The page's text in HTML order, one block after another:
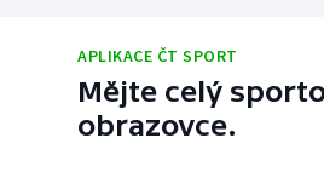
APLIKACE ČT SPORT
Mějte celý
obrazovce.